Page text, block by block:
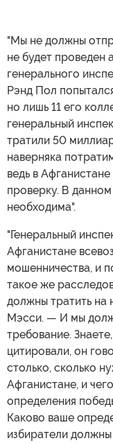
"Мы не должны
не будет проведен
генерального
Рэнд Пол
но лишь 11 его
генеральный
тратили 50
наверняка
ведь в
проверку. В
необходима".
"Генеральный
Афганистане
мошенничества, и
такое же
должны тратить на
Мэсси. — И мы
требование.
цитировали, он
столько, сколько
Афганистане, и
определения
Каково ваше
избиратели